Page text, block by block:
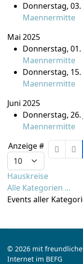
Donnerstag,
Maennermitte
Mai 2025
Donnerstag, 01.
Maennermitte
Donnerstag, 15.
Maennermitte
Juni 2025
Donnerstag, 26.
Maennermitte
Limite der
Anzeige #
Hauskreise
Alle Kategorien ...
Events aller
© 2026 mit
Internet im BEFG